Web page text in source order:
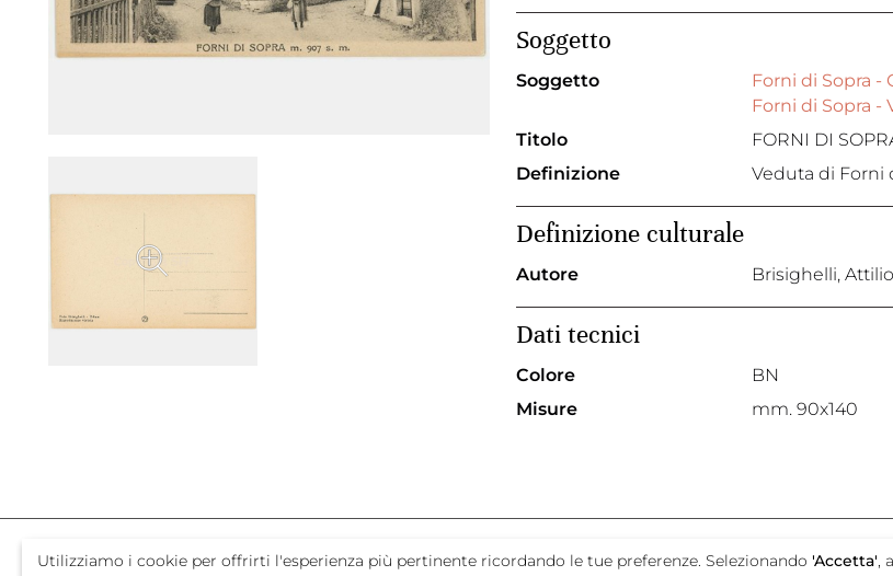
Soggetto
Soggetto
Forni di Sopra -
Forni di Sopra -
Titolo
FORNI DI
Definizione
Veduta di Forni
Definizione culturale
Autore Brisighelli, Attilio
Dati tecnici
Colore
BN
Misure
mm. 90x140
Utilizziamo i cookie per offrirti l'esperienza più pertinente ricordando le tue preferenze. Selezionando 'Accetta',